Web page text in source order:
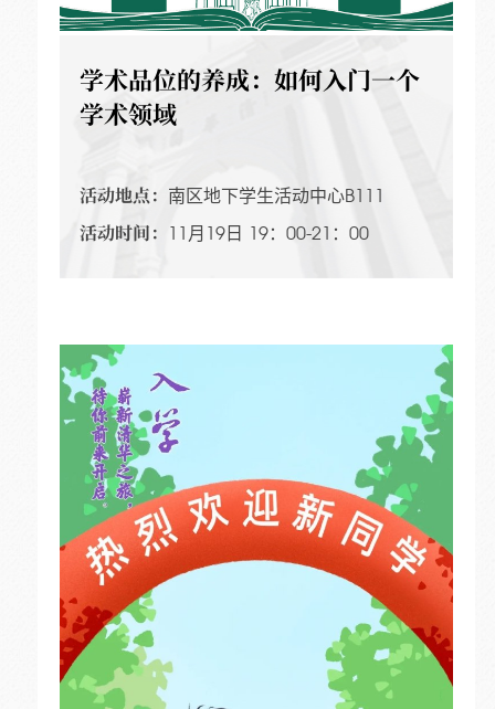
学术品位的养成：如何入门一个
学术领域
活动地点： 南区地下学生活动中心B111
活动时间： 11月19日 19：00-21：00